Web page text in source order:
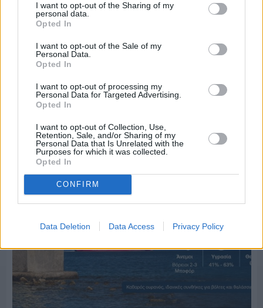
I want to opt-out of the Sharing of my
personal data.
Opted In
I want to opt-out of the Sale of my
Personal Data.
Opted In
I want to opt-out of processing my
Personal Data for Targeted Advertising.
Opted In
I want to opt-out of Collection, Use,
Retention, Sale, and/or Sharing of my
Personal Data that Is Unrelated with the
Purposes for which it was collected.
Opted In
CONFIRM
Data Deletion Data Access Privacy Policy
Πριν 4 ημέρες
70 χρόνια ιστορίας και συγκίνησης για το
Ανδρεάδειο Γυμνάσιο Βροντάδου